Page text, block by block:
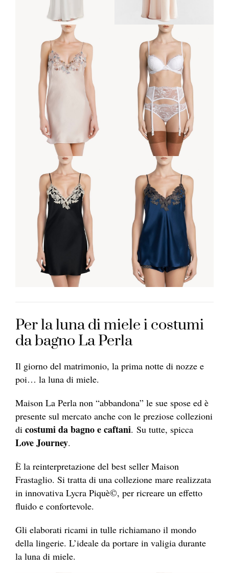
Per la luna di miele i costumi
da bagno La Perla
Il giorno del matrimonio, la prima notte di nozze e
poi… la luna di miele.
Maison La Perla non “abbandona” le sue spose ed è
presente sul mercato anche con le preziose collezioni
di costumi da bagno e caftani. Su tutte, spicca
Love Journey.
È la reinterpretazione del best seller Maison
Frastaglio. Si tratta di una collezione mare realizzata
in innovativa Lycra Piquè©, per ricreare un effetto
fluido e confortevole.
Gli elaborati ricami in tulle richiamano il mondo
della lingerie. L’ideale da portare in valigia durante
la luna di miele.